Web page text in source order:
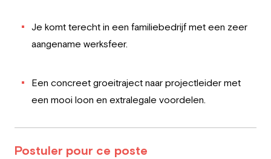
Je komt terecht in een familiebedrijf met een zeer
aangename werksfeer.
Een concreet groeitraject naar projectleider met
een mooi loon en extralegale voordelen.
Postuler pour ce poste